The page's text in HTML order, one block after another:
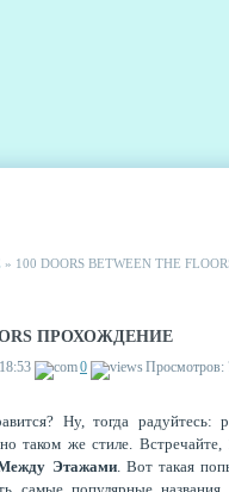
» 100 DOORS BETWEEN THE
ПРОХОЖДЕНИЕ
0 Просмотров:
Ну, тогда радуйтесь:
таком же стиле. Встречайте,
Этажами. Вот такая